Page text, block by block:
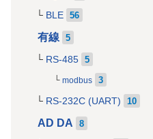
BLE 56
有線 5
RS-485 5
modbus 3
RS-232C (UART) 10
AD DA 8